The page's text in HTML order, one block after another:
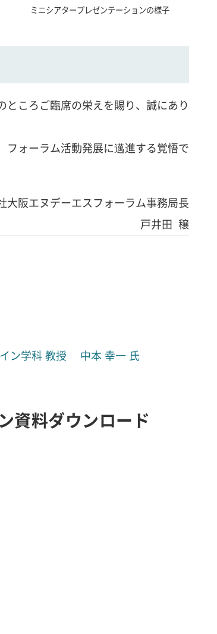
ミニシアタープレゼンテーションの様子
ころご臨席の栄えを賜り、誠にあり
フォーラム活動発展に邁進する覚悟で
大阪エヌデーエスフォーラム事務局長
戸井田 穣
科 教授 中本 幸一 氏
資料ダウンロード